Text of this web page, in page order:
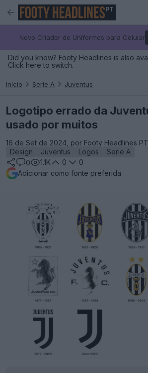
PT
Novo Criador de Uniformes para Celular
Did you know? Footy Headlines is also
Click here to switch.
Início Serie A Juventus
Logotipo errado da
usado por muitos
16 de Set de 2024, por Footy Headlines PT
Design
Juventus Logos
Serie A
0
1.1K 0
0
Adicionar como fonte preferida